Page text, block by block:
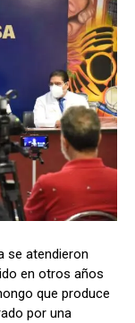
se atendieron
en otros años
que produce
por una